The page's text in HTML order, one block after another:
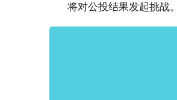
将对公投结果发起挑战。